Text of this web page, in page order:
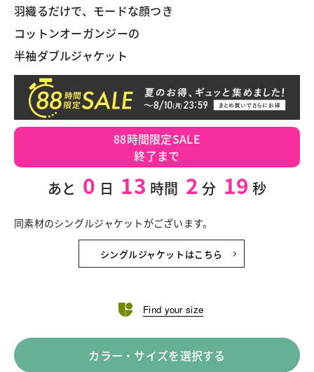
羽織るだけで、モードな顔つき
コットンオーガンジーの
半袖ダブルジャケット
88時間限定SALE
終了まで
あと 0 日 13 時間 2 分 18 秒
同素材のシングルジャケットがございます。
シングルジャケットはこちら
Find your size
カラー・サイズを選択する
LINE